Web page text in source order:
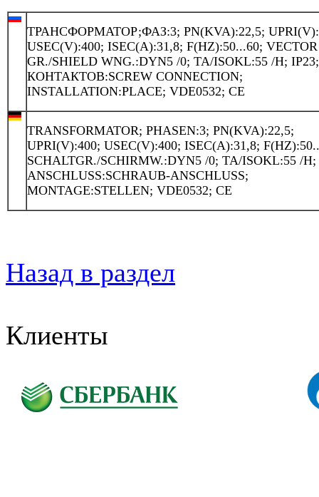
ТРАНСФОРМАТОР;ФАЗ:3; PN(KVA):22,5;
USEC(V):400; ISEC(A):31,8; F(HZ):50...60; VECTOR
GR./SHIELD WNG.:DYN5 /0; TA/ISOKL:55 /H;
КОНТАКТОВ:SCREW CONNECTION;
INSTALLATION:PLACE; VDE0532; CE
TRANSFORMATOR; PHASEN:3; PN(KVA):22,5;
UPRI(V):400; USEC(V):400; ISEC(A):31,8;
SCHALTGR./SCHIRMW.:DYN5 /0; TA/ISOKL:55 /H;
ANSCHLUSS:SCHRAUB-ANSCHLUSS;
MONTAGE:STELLEN; VDE0532; CE
Назад в раздел
Клиенты